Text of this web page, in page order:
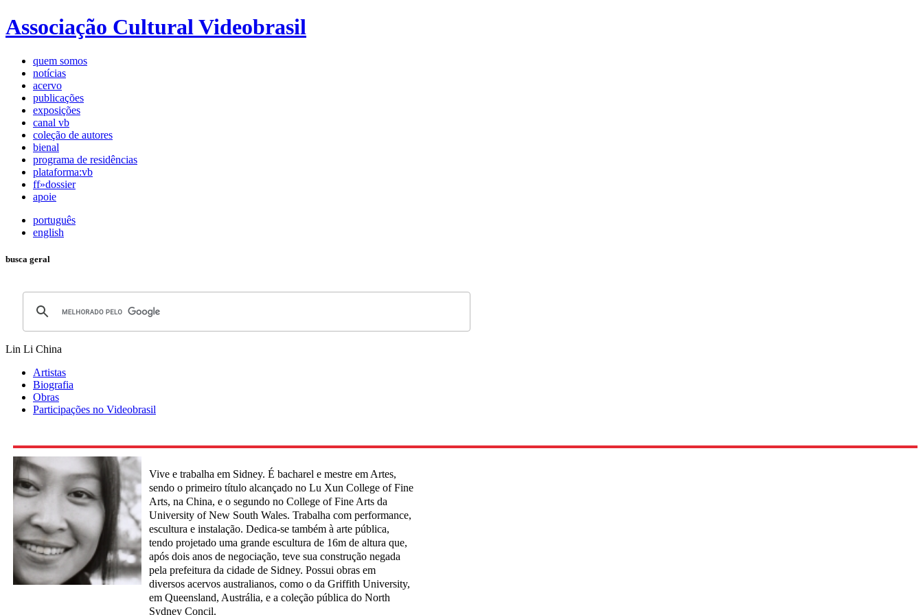
Associação Cultural Videobrasil
quem somos
notícias
acervo
publicações
exposições
canal vb
coleção de autores
bienal
programa de residências
plataforma:vb
ff»dossier
apoie
português
english
busca geral
Lin Li China
Artistas
Biografia
Obras
Participações no Videobrasil
Vive e trabalha em Sidney. É bacharel e mestre em Artes,
sendo o primeiro título alcançado no Lu Xun College of Fine
Arts, na China, e o segundo no College of Fine Arts da
University of New South Wales. Trabalha com performance,
escultura e instalação. Dedica-se também à arte pública,
tendo projetado uma grande escultura de 16m de altura que,
após dois anos de negociação, teve sua construção negada
pela prefeitura da cidade de Sidney. Possui obras em
diversos acervos australianos, como o da Griffith University,
em Queensland, Austrália, e a coleção pública do North
Sydney Concil.